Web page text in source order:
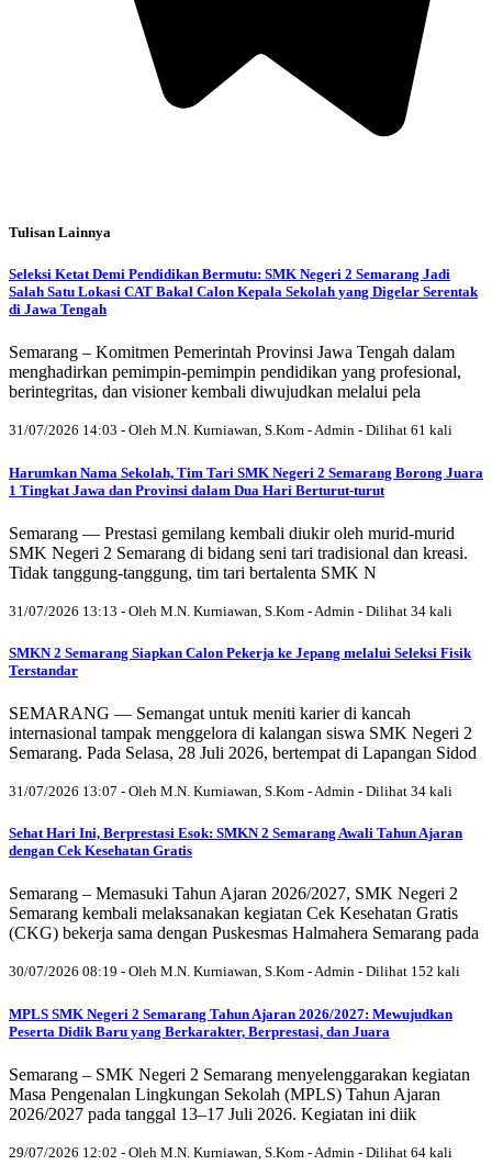
Tulisan Lainnya
Seleksi Ketat Demi Pendidikan Bermutu: SMK Negeri 2 Semarang Jadi
Salah Satu Lokasi CAT Bakal Calon Kepala Sekolah yang Digelar Serentak
di Jawa Tengah
Semarang – Komitmen Pemerintah Provinsi Jawa Tengah dalam
menghadirkan pemimpin-pemimpin pendidikan yang profesional,
berintegritas, dan visioner kembali diwujudkan melalui pela
31/07/2026 14:03 - Oleh M.N. Kurniawan, S.Kom - Admin - Dilihat 61 kali
Harumkan Nama Sekolah, Tim Tari SMK Negeri 2 Semarang Borong Juara
1 Tingkat Jawa dan Provinsi dalam Dua Hari Berturut-turut
Semarang — Prestasi gemilang kembali diukir oleh murid-murid
SMK Negeri 2 Semarang di bidang seni tari tradisional dan kreasi.
Tidak tanggung-tanggung, tim tari bertalenta SMK N
31/07/2026 13:13 - Oleh M.N. Kurniawan, S.Kom - Admin - Dilihat 34 kali
SMKN 2 Semarang Siapkan Calon Pekerja ke Jepang melalui Seleksi Fisik
Terstandar
SEMARANG — Semangat untuk meniti karier di kancah
internasional tampak menggelora di kalangan siswa SMK Negeri 2
Semarang. Pada Selasa, 28 Juli 2026, bertempat di Lapangan Sidod
31/07/2026 13:07 - Oleh M.N. Kurniawan, S.Kom - Admin - Dilihat 34 kali
Sehat Hari Ini, Berprestasi Esok: SMKN 2 Semarang Awali Tahun Ajaran
dengan Cek Kesehatan Gratis
Semarang – Memasuki Tahun Ajaran 2026/2027, SMK Negeri 2
Semarang kembali melaksanakan kegiatan Cek Kesehatan Gratis
(CKG) bekerja sama dengan Puskesmas Halmahera Semarang pada
30/07/2026 08:19 - Oleh M.N. Kurniawan, S.Kom - Admin - Dilihat 152 kali
MPLS SMK Negeri 2 Semarang Tahun Ajaran 2026/2027: Mewujudkan
Peserta Didik Baru yang Berkarakter, Berprestasi, dan Juara
Semarang – SMK Negeri 2 Semarang menyelenggarakan kegiatan
Masa Pengenalan Lingkungan Sekolah (MPLS) Tahun Ajaran
2026/2027 pada tanggal 13–17 Juli 2026. Kegiatan ini diik
29/07/2026 12:02 - Oleh M.N. Kurniawan, S.Kom - Admin - Dilihat 64 kali